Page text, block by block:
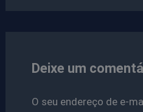
Deixe um
O seu endereço de e-